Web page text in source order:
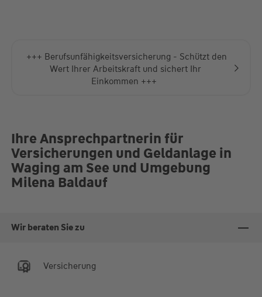
+++ Berufsunfähigkeits­versicherung - Schützt den
Wert Ihrer Arbeitskraft und sichert Ihr
Einkommen +++
Ihre Ansprechpartnerin für
Versicherungen und Geldanlage in
Waging am See und Umgebung
Milena Baldauf
Wir beraten Sie zu
Versicherung